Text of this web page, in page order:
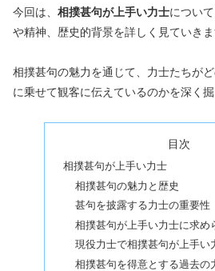
今回は、 相撲甚句が上手い力士につい
や精神、歴史的背景を詳しく見ていきま
相撲甚句の魅力を通じて、力士たちが
に乗せて観客に伝えているのかを深く掘
目次
相撲甚句が上手い力士
相撲甚句の魅力と歴史
甚句を披露する力士の重要性
相撲甚句が上手い力士に求め
現役力士で相撲甚句が上手い
相撲甚句を得意とする過去の